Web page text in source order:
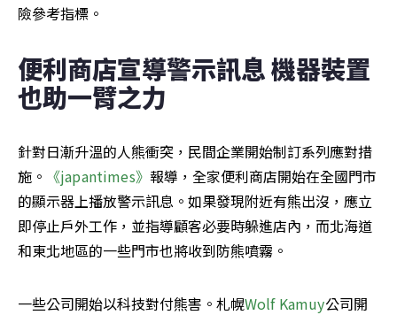
險參考指標。
便利商店宣導警示訊息 機器裝置
也助一臂之力
針對日漸升溫的人熊衝突，民間企業開始制訂系列應對措
施。 《japantimes》 報導，全家便利商店開始在全國門市
的顯示器上播放警示訊息。如果發現附近有熊出沒，應立
即停止戶外工作，並指導顧客必要時躲進店內，而北海道
和東北地區的一些門市也將收到防熊噴霧。
一些公司開始以科技對付熊害。札幌Wolf Kamuy公司開